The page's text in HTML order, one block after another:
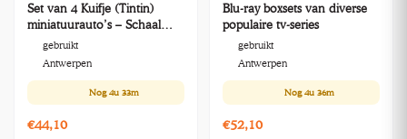
Set van 4 Kuifje (Tintin)
miniatuurauto’s – Schaal
1:43gebruikt
Antwerpen
Nog4u 33m
€44,10
Blu-ray boxsets van diverse
populaire tv-series
gebruikt
Antwerpen
Nog4u 36m
€52,10